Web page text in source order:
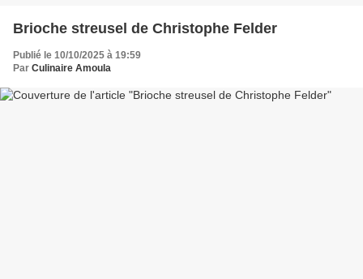
Brioche streusel de Christophe Felder
Publié le 10/10/2025 à 19:59
Par Culinaire Amoula